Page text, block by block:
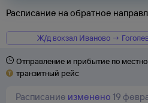
Расписание на обратное
Ж/д вокзал Иваново →
Отправление и прибытие по
транзитный рейс
Расписание изменено 19